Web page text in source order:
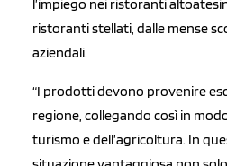
l’impiego nei ristoranti
ristoranti stellati, dalle mense
aziendali.
“I prodotti devono provenire
regione, collegando così in
turismo e dell’agricoltura. In